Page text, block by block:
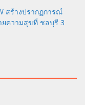
สร้างปรากฏการณ์
ยความสุขที่ ชลบุรี 3